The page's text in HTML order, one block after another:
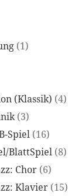
(1)
(Klassik) (4)
(3)
Spiel (16)
BlattSpiel (8)
Chor (6)
Klavier (15)